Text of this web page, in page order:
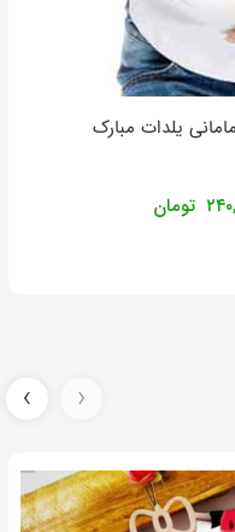
یلدات مبارک
تومان
‹
›